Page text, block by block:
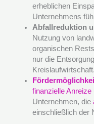
erheblichen
Unternehmens
Abfallreduktion
Nutzung von
organischen
nur die
Kreislaufwirtschaft.
finanzielle Anreize
Unternehmen, die
einschließlich der